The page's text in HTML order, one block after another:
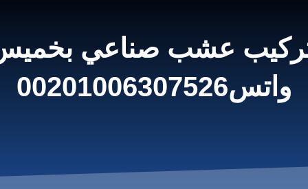
عشب صناعي
واتس00201006307526